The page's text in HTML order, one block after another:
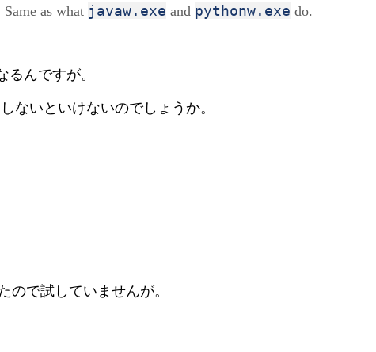
as what javaw.exe and pythonw.exe do.
るんですが。
ないといけないのでしょうか。
で試していませんが。